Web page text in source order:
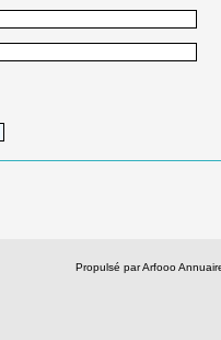
Propulsé par Arfooo